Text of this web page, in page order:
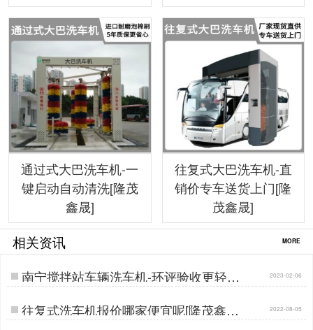
通过式大巴洗车机-一
键启动自动清洗[隆茂
鑫晟]
往复式大巴洗车机-直
销价专车送货上门[隆
茂鑫晟]
相关资讯 MORE
南宁搅拌站车辆洗车机-环评验收更轻松
[隆茂鑫晟]…
2023-02-06
往复式洗车机报价哪家便宜呢[隆茂鑫晟]
…
2022-08-05